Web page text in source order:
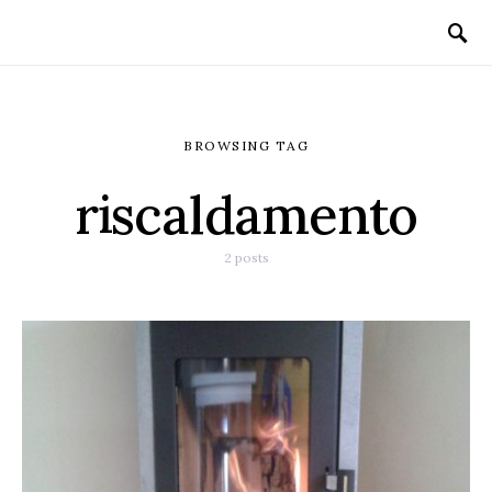
BROWSING TAG
riscaldamento
2 posts